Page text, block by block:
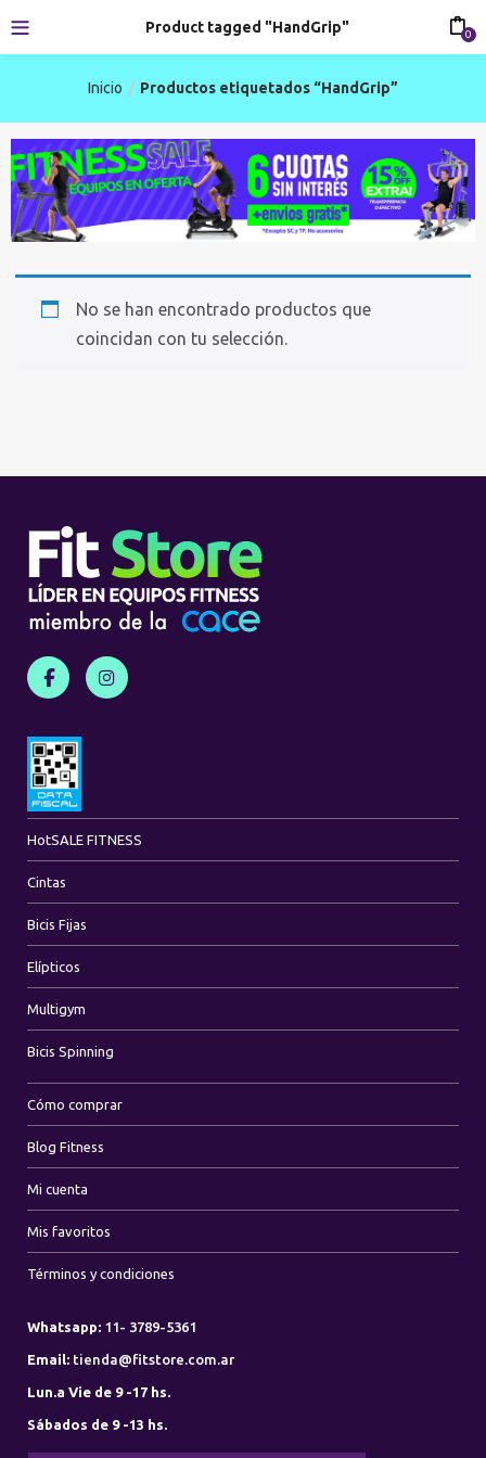
Product tagged "HandGrip" 0
Inicio Productos etiquetados “HandGrip”
No se han encontrado productos que
coincidan con tu selección.
HotSALE FITNESS
Cintas
Bicis Fijas
Elípticos
Multigym
Bicis Spinning
Cómo comprar
Blog Fitness
Mi cuenta
Mis favoritos
Términos y condiciones
Whatsapp: 11- 3789-5361
Email: tienda@fitstore.com.ar
Lun.a Vie de 9 -17 hs.
Sábados de 9 -13 hs.